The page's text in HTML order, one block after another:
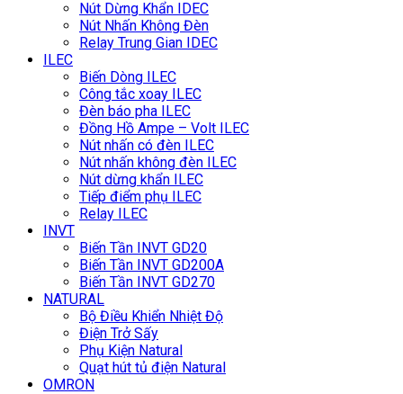
Nút Dừng Khẩn IDEC
Nút Nhấn Không Đèn
Relay Trung Gian IDEC
ILEC
Biến Dòng ILEC
Công tắc xoay ILEC
Đèn báo pha ILEC
Đồng Hồ Ampe – Volt ILEC
Nút nhấn có đèn ILEC
Nút nhấn không đèn ILEC
Nút dừng khẩn ILEC
Tiếp điểm phụ ILEC
Relay ILEC
INVT
Biến Tần INVT GD20
Biến Tần INVT GD200A
Biến Tần INVT GD270
NATURAL
Bộ Điều Khiển Nhiệt Độ
Điện Trở Sấy
Phụ Kiện Natural
Quạt hút tủ điện Natural
OMRON